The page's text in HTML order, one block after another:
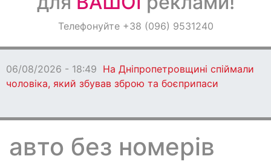
ОголошенняТелефонуйте +38 (096) 9531240
06/08/2026 - 18:49 На Дніпропетровщині спіймали
чоловіка, який збував зброю та боєприпаси
авто без номерів